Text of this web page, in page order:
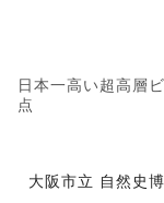
日本一高い超高層
点
大阪市立 自然史